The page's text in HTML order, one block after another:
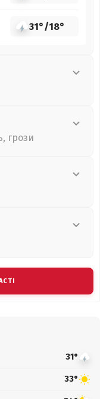
31°/18°
грози
31°
33°